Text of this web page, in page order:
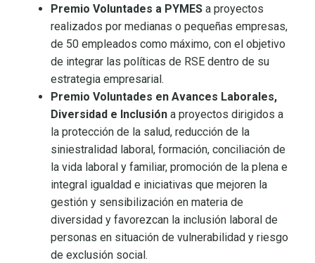
Premio Voluntades a PYMES a proyectos
realizados por medianas o pequeñas empresas,
de 50 empleados como máximo, con el objetivo
de integrar las políticas de RSE dentro de su
estrategia empresarial.
Premio Voluntades en Avances Laborales,
Diversidad e Inclusión a proyectos dirigidos a
la protección de la salud, reducción de la
siniestralidad laboral, formación, conciliación de
la vida laboral y familiar, promoción de la plena e
integral igualdad e iniciativas que mejoren la
gestión y sensibilización en materia de
diversidad y favorezcan la inclusión laboral de
personas en situación de vulnerabilidad y riesgo
de exclusión social.